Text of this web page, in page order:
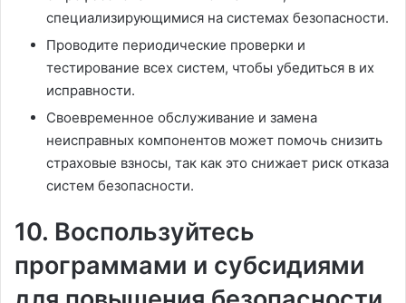
специализирующимися на системах безопасности.
Проводите периодические проверки и
тестирование всех систем, чтобы убедиться в их
исправности.
Своевременное обслуживание и замена
неисправных компонентов может помочь снизить
страховые взносы, так как это снижает риск отказа
систем безопасности.
10. Воспользуйтесь
программами и субсидиями